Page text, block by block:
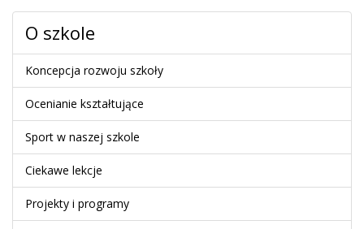
O szkole
Koncepcja rozwoju szkoły
Ocenianie kształtujące
Sport w naszej szkole
Ciekawe lekcje
Projekty i programy